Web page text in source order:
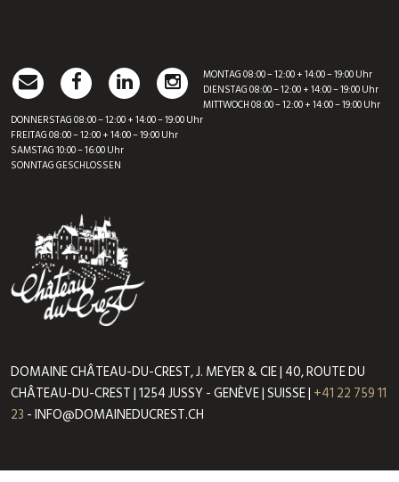
MONTAG 08:00 – 12:00 + 14:00 – 19:00 Uhr
DIENSTAG 08:00 – 12:00 + 14:00 – 19:00 Uhr
MITTWOCH 08:00 – 12:00 + 14:00 – 19:00 Uhr
DONNERSTAG 08:00 – 12:00 + 14:00 – 19:00 Uhr
FREITAG 08:00 – 12:00 + 14:00 – 19:00 Uhr
SAMSTAG 10:00 – 16:00 Uhr
SONNTAG GESCHLOSSEN
DOMAINE CHÂTEAU-DU-CREST, J. MEYER & CIE | 40, ROUTE DU
CHÂTEAU-DU-CREST | 1254 JUSSY - GENÈVE | SUISSE | +41 22 759 11
23 - INFO@DOMAINEDUCREST.CH